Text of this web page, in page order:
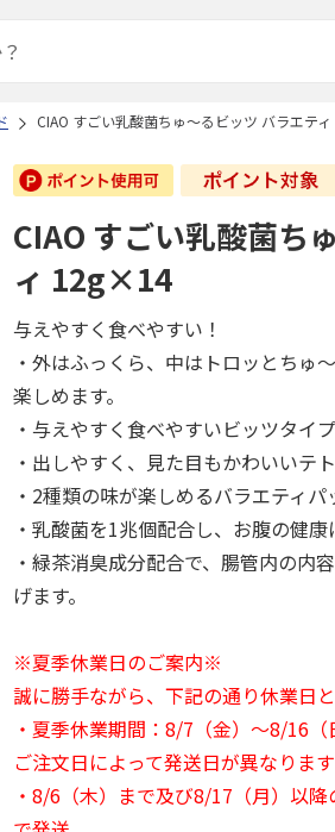
CIAO すごい乳酸菌ちゅ～るビッツ バラエテ
CIAO すごい乳酸菌ち
ィ 12g×14
与えやすく食べやすい！
・外はふっくら、中はトロッとちゅ
楽しめます。
・与えやすく食べやすいビッツタイプ
・出しやすく、見た目もかわいいテ
・2種類の味が楽しめるバラエティパ
・乳酸菌を1兆個配合し、お腹の健康
・緑茶消臭成分配合で、腸管内の内
げます。
※夏季休業日のご案内※
誠に勝手ながら、下記の通り休業日
・夏季休業期間：8/7（金）～8/16（
ご注文日によって発送日が異なりま
・8/6（木）まで及び8/17（月）以